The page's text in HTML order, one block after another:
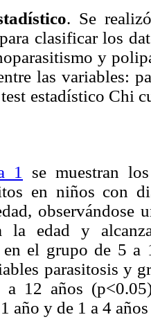
. Se
clasificar los
y
las variables:
estadístico Chi
1
se muestran
en niños con
observándose
la edad y
en el grupo de 5 a
parasitosis y
12 años
año y de 1 a 4